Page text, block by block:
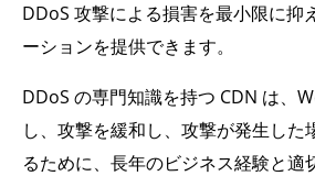
DDoS 攻撃による損害を最小限に抑
ーションを提供できます。
DDoS の専門知識を持つ CDN は、
し、攻撃を緩和し、攻撃が発生した
るために、長年のビジネス経験と適